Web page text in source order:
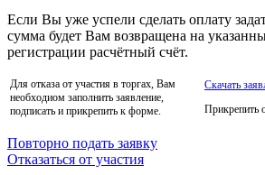
Если Вы уже успели сделать оплату
сумма будет Вам возвращена на
регистрации расчётный счёт.
Для отказа от участия в торгах, Вам
необходиом заполнить заявление,
подписать и прикрепить к форме.
Скачать
Прикрепить
Повторно подать заявку
Отказаться от участия